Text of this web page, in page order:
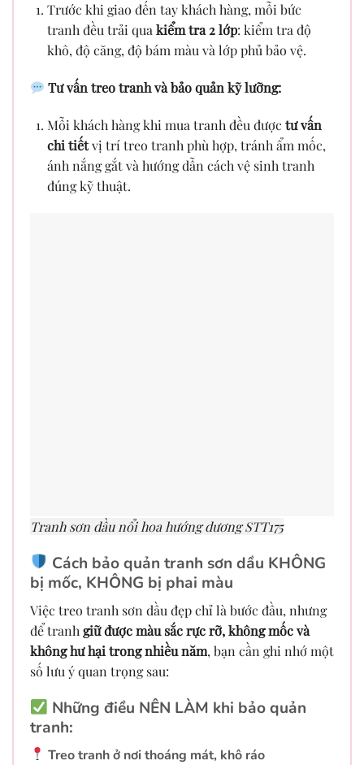
Trước khi giao đến tay khách hàng, mỗi bức
tranh đều trải quakiểm tra 2 lớp: kiểm tra độ
khô, độ căng, độ bám màu và lớp phủ bảo vệ.
Tư vấn treo tranh và bảo quản kỹ lưỡng:
Mỗi khách hàng khi mua tranh đều được tư vấn
chi tiếtvị trí treo tranh phù hợp, tránh ẩm mốc,
ánh nắng gắt và hướng dẫn cách vệ sinh tranh
đúng kỹ thuật.
Tranh sơn dầu nổi hoa hướng dương STT175
Cách bảo quản tranh sơn dầu KHÔNG
bị mốc, KHÔNG bị phai màu
Việc treo tranh sơn dầu đẹp chỉ là bước đầu, nhưng
để tranh giữ được màu sắc rực rỡ, không mốc và
không hư hại trong nhiều năm, bạn cần ghi nhớ một
số lưu ý quan trọng sau:
Những điều NÊN LÀM khi bảo quản
tranh:
Treo tranh ở nơi thoáng mát, khô ráo